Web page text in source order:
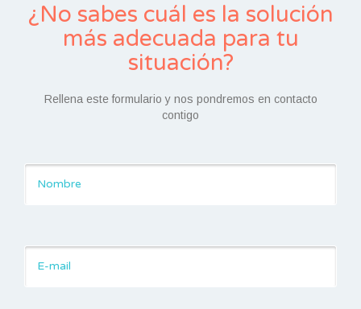
¿No sabes cuál es la solución
más adecuada para tu
situación?
Rellena este formulario y nos pondremos en contacto
contigo